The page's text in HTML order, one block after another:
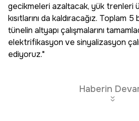
gecikmeleri azaltacak, yük trenleri
kısıtlarını da kaldıracağız. Toplam
tünelin altyapı çalışmalarını
elektrifikasyon ve sinyalizasyon
ediyoruz."
Haberin